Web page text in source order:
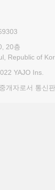
20층
Republic of
YAJO Ins.
개자로서 통신